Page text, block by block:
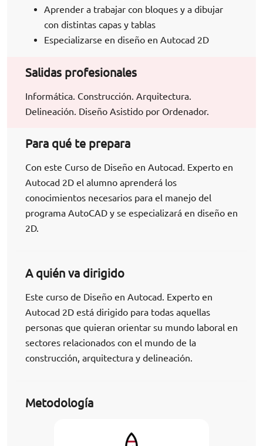
Aprender a trabajar con bloques y a dibujar
con distintas capas y tablas
Especializarse en diseño en Autocad 2D
Salidas profesionales
Informática. Construcción. Arquitectura.
Delineación. Diseño Asistido por Ordenador.
Para qué te prepara
Con este Curso de Diseño en Autocad. Experto en
Autocad 2D el alumno aprenderá los
conocimientos necesarios para el manejo del
programa AutoCAD y se especializará en diseño en
2D.
A quién va dirigido
Este curso de Diseño en Autocad. Experto en
Autocad 2D está dirigido para todas aquellas
personas que quieran orientar su mundo laboral en
sectores relacionados con el mundo de la
construcción, arquitectura y delineación.
Metodología